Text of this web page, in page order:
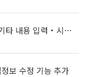
[업데이트] 시술 동의서 작성 시 기타 내용 입력・시술 동의서 조회 및 저장 기능 추가
보 수정 기능 추가